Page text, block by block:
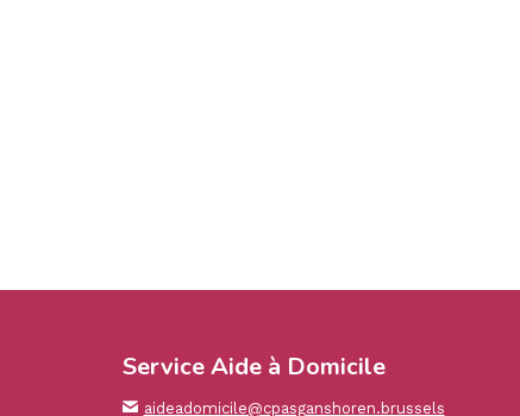
Service Aide à Domicile
aideadomicile@cpasganshoren.brussels